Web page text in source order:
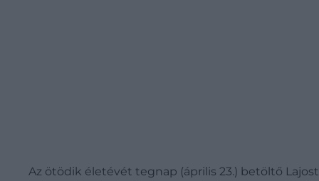
Az ötödik életévét tegnap (április 23.) betöltő